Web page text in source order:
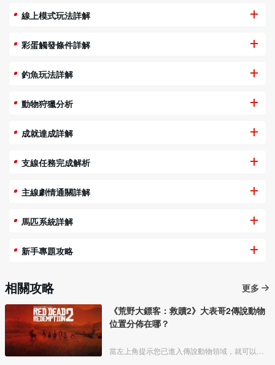
線上模式玩法詳解
彩蛋觸發條件詳解
釣魚玩法詳解
動物狩獵分析
成就達成詳解
支線任務完成解析
主線劇情通關詳解
馬匹系統詳解
新手專題攻略
相關攻略
更多
《荒野大鏢客：救贖2》大表哥2傳說動物
位置分佈在哪？
當左上角提示您已進入傳說動物領域，就可以開啓鷹眼尋找線索，可以看到一團金黃色高亮區域，這個就是傳說動物的線索，必須經過三次線索檢查之後，傳說動物纔會出現。